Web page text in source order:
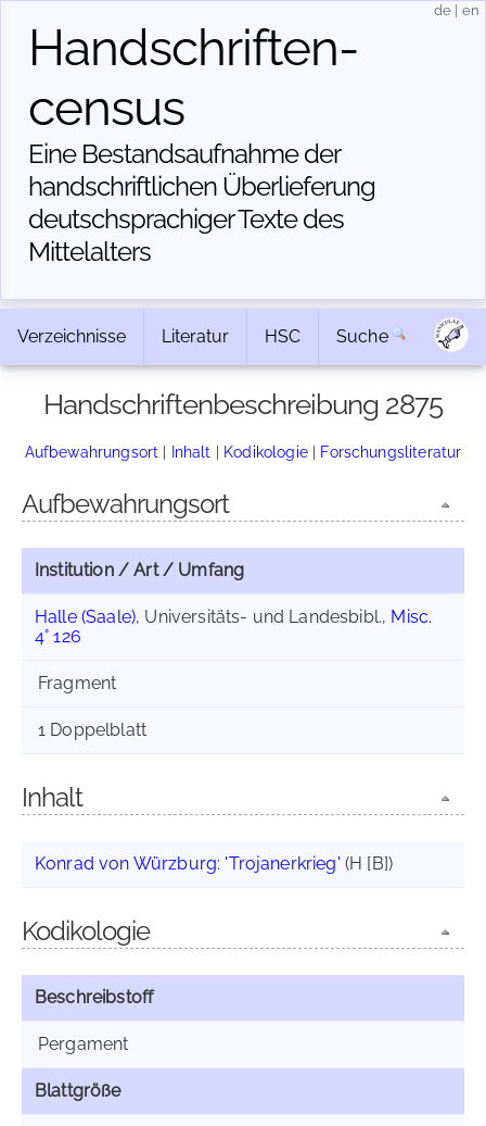
Handschriften­
census
Eine Bestandsaufnahme der
handschriftlichen Über­lieferung
deutschsprachiger Texte des
Mittelalters
de en
Verzeichnisse Literatur HSC Suche
Handschriftenbeschreibung 2875
Aufbewahrungsort | Inhalt | Kodikologie| Forschungsliteratur
Aufbewahrungsort
Institution / Art / Umfang
Halle (Saale), Universitäts- und Landesbibl., Misc.
4° 126
Fragment
1 Doppelblatt
Inhalt
Konrad von Würzburg: 'Trojanerkrieg' (H [B])
Kodikologie
Beschreibstoff
Pergament
Blattgröße